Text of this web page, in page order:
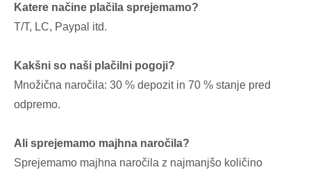
Katere načine plačila sprejemamo?
T/T, LC, Paypal itd.
Kakšni so naši plačilni pogoji?
Množična naročila: 30 % depozit in 70 % stanje pred
odpremo.
Ali sprejemamo majhna naročila?
Sprejemamo majhna naročila z najmanjšo količino